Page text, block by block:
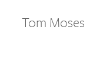
Tom